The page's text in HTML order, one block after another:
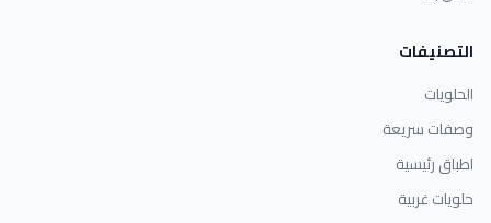
التصنيفات
الحلويات
وصفات سريعة
اطباق رئيسية
حلويات غربية